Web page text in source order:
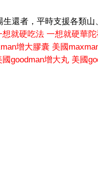
還者，平時支援各類山
想就硬吃法 一想就硬華
增大膠囊 美國
國goodman增大丸 美國